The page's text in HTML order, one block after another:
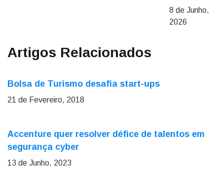
8 de Junho,
2026
Artigos Relacionados
Bolsa de Turismo desafia start-ups
21 de Fevereiro, 2018
Accenture quer resolver défice de talentos em
segurança cyber
13 de Junho, 2023